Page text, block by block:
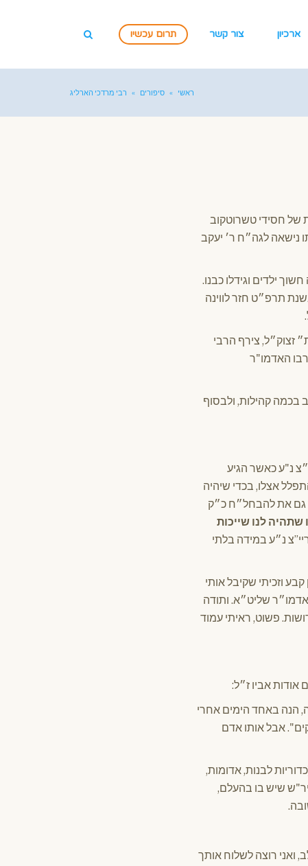
ארכיון צור קשר תרום עכשיו
ראשי » סיפורים » רבי מרדכי הארליג
של חסידי טשרוטקוב
נישאה לגה״ח ר׳ יעקב
ילדים וגידלו כבנו.
תרפ״ט חזר לווינה
זצוק״ל, צירף הרבי
ששימש את רבו האדמו"ר
בכמה קהילות, ולבסוף
מוהריי״צ נ"ע כאשר הגיע
אצלו, בכדי שיהיה
גם את להבחל״ח כ״ק
שתהיה לנו שייכות
נ״ע במידה בלתי
וזכיתי שקיבל אותי
שליט״א. ותודה
פשוט, ראיתי עמוד
אביו ז״ל:
הנה באחד הימים אחרי
אבל אותו אדם
לבנות, אדומות,
שיש בו בהעלם,
ואני רוצה לשלוח אותך